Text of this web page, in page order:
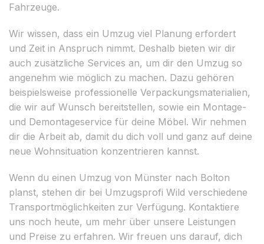
Fahrzeuge.
Wir wissen, dass ein Umzug viel Planung erfordert
und Zeit in Anspruch nimmt. Deshalb bieten wir dir
auch zusätzliche Services an, um dir den Umzug so
angenehm wie möglich zu machen. Dazu gehören
beispielsweise professionelle Verpackungsmaterialien,
die wir auf Wunsch bereitstellen, sowie ein Montage-
und Demontageservice für deine Möbel. Wir nehmen
dir die Arbeit ab, damit du dich voll und ganz auf deine
neue Wohnsituation konzentrieren kannst.
Wenn du einen Umzug von Münster nach Bolton
planst, stehen dir bei Umzugsprofi Wild verschiedene
Transportmöglichkeiten zur Verfügung. Kontaktiere
uns noch heute, um mehr über unsere Leistungen
und Preise zu erfahren. Wir freuen uns darauf, dich